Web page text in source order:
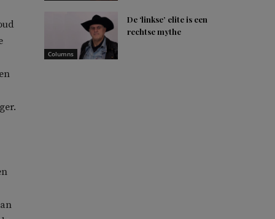
Columns
De ‘linkse’ elite is een
rechtse mythe